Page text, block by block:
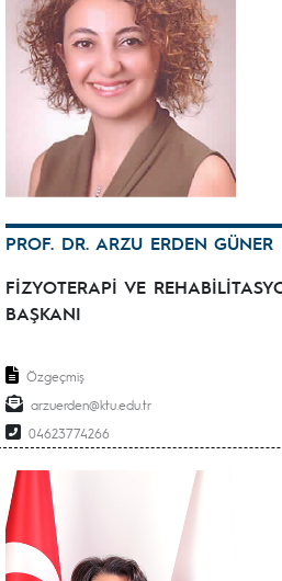
PROF. DR. ARZU ERDEN GÜNER
FİZYOTERAPİ VE
BAŞKANI
Özgeçmiş
arzuerden@ktu.edu.tr
04623774266